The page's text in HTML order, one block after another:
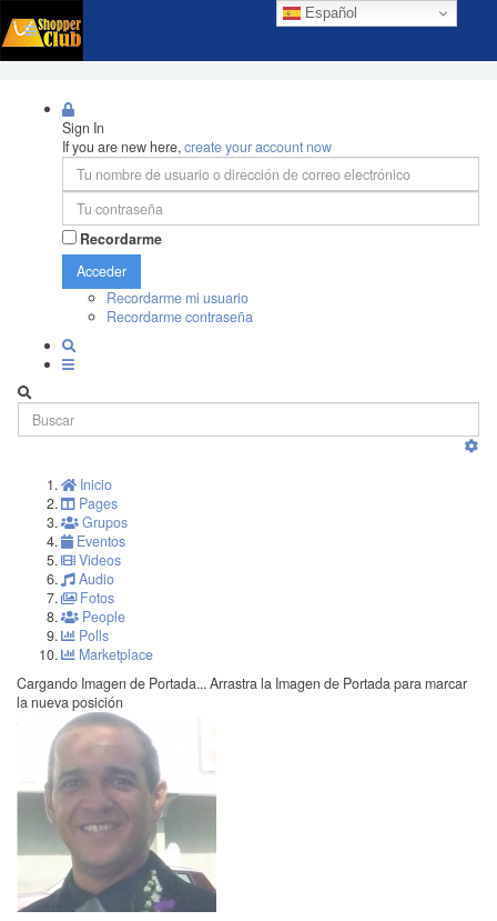
Español
Sign In
If you are new here,create your account now
Recordarme
Acceder
Recordarme mi usuario
Recordarme contraseña
Inicio
Pages
Grupos
Eventos
Videos
Audio
Fotos
People
Polls
Marketplace
Cargando Imagen de Portada... Arrastra la Imagen de Portada para marcar
la nueva posición